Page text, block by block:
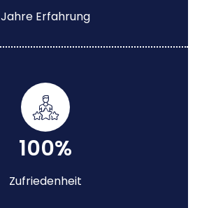
Jahre Erfahrung
100%
Zufriedenheit